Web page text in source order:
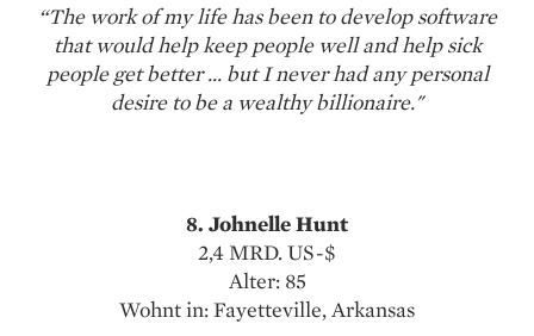
“The work of my life has been to develop software
that would help keep people well and help sick
people get better … but I never had any personal
desire to be a wealthy billionaire."
8. Johnelle Hunt
2,4 MRD. US-$
Alter: 85
Wohnt in: Fayetteville, Arkansas